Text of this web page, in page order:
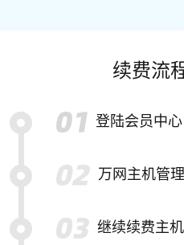
续费流
登陆会员中心
万网主机管理
继续续费主机